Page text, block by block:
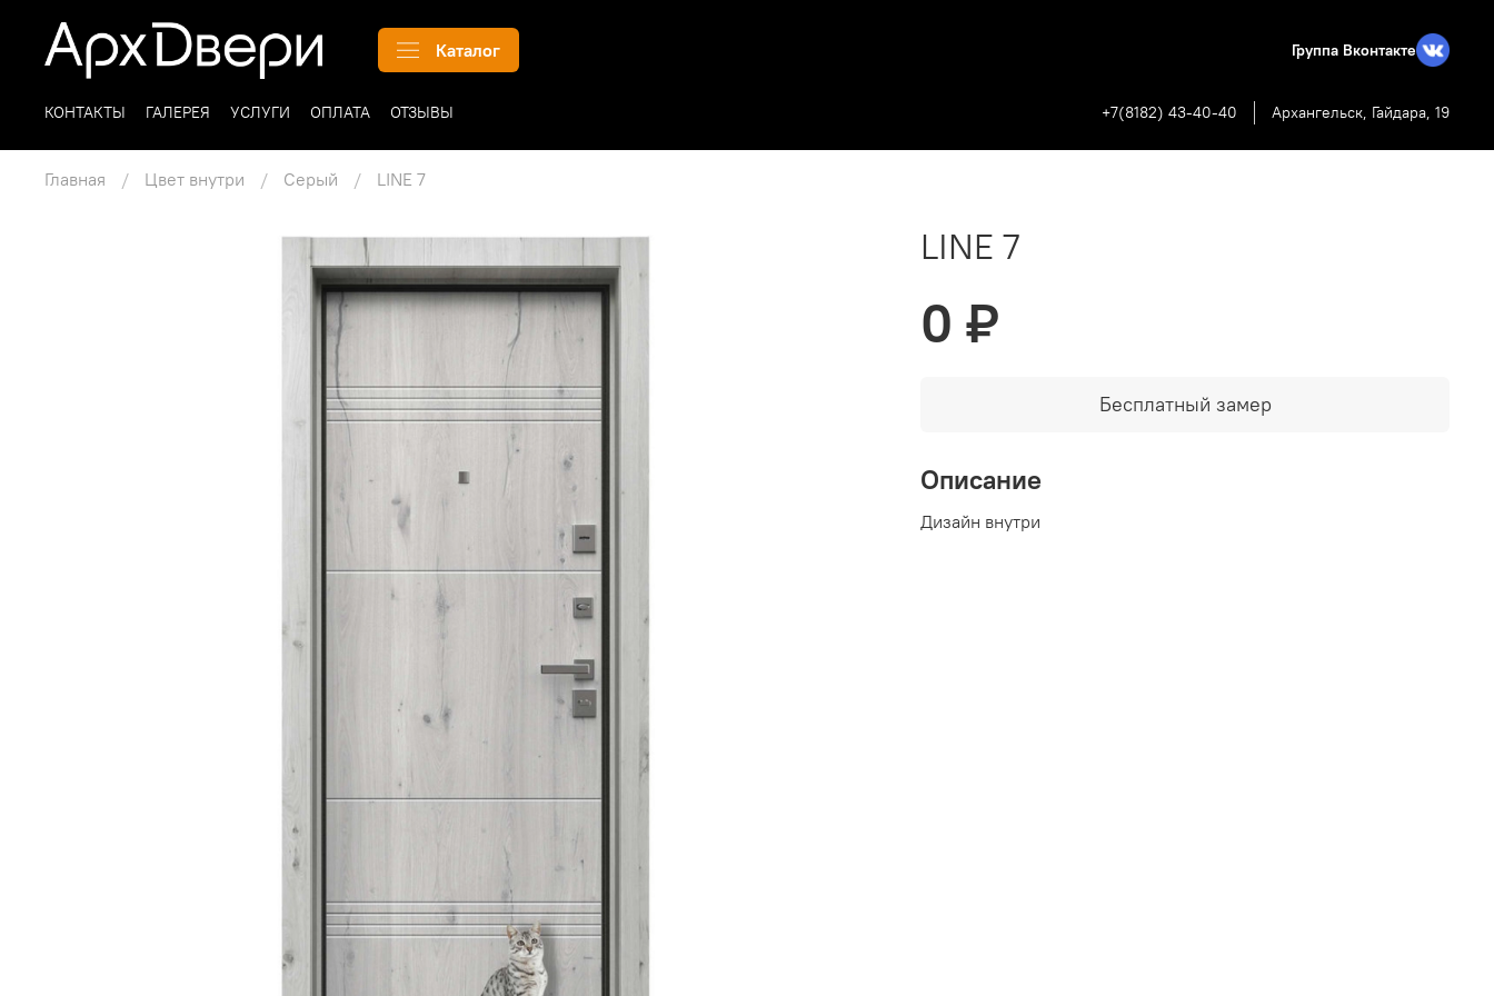
Каталог Группа Вконтакте
КОНТАКТЫ ГАЛЕРЕЯ УСЛУГИ ОПЛАТА ОТЗЫВЫ +7(8182) 43-40-40 Архангельск, Гайдара, 19
Главная Цвет внутри Серый LINE 7
LINE 7
0 ₽
Бесплатный замер
Описание
Дизайн внутри